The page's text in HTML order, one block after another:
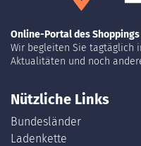
Online-Portal des
Wir begleiten Sie tagtäglich
Aktualitäten und noch
Nützliche Links
Bundesländer
Ladenkette